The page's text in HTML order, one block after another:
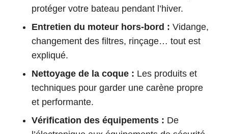
protéger votre bateau pendant l’hiver.
Entretien du moteur hors-bord : Vidange,
changement des filtres, rinçage… tout est
expliqué.
Nettoyage de la coque : Les produits et
techniques pour garder une carène propre
et performante.
Vérification des équipements : De